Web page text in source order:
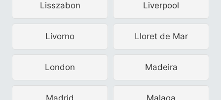
Lisszabon Liverpool
Livorno Lloret de Mar
London Madeira
Madrid Malaga